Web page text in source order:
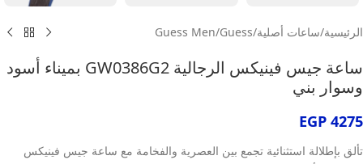
الرئيسية/ساعات أصلية/
Guess
/
Guess Men
ساعة جيس فينيكس الرجالية GW0386G2 بميناء أسود
وسوار بني
EGP 4275
تألق بإطلالة استثنائية تجمع بين العصرية والفخامة مع ساعة جيس فينيكس